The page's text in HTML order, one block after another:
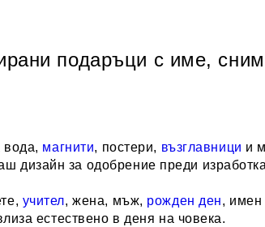
подаръци с име,
вода, магнити, постери, възглавници и
за одобрение преди
учител, жена, мъж, рожден ден, имен
естествено в деня на човека.